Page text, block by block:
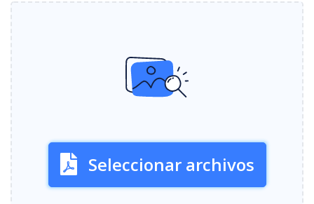
Seleccionar archivos